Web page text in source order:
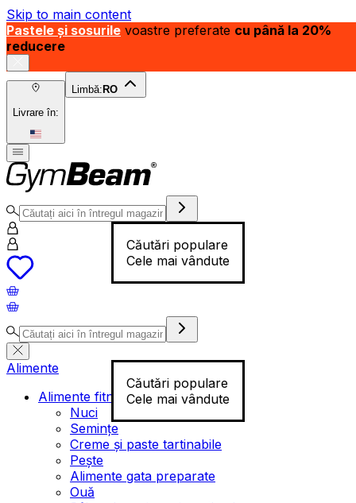
Skip to main content
Pastele și sosurile voastre preferate cu până la 20%
reducere
Livrare în:
Limbă: RO
Căutări populare
Cele mai vândute
Căutări populare
Cele mai vândute
Alimente
Alimente fitness
Nuci
Semințe
Creme și paste tartinabile
Pește
Alimente gata preparate
Ouă